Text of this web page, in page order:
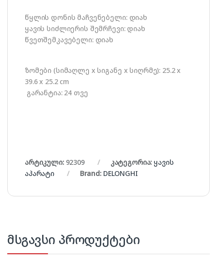
წყლის დონის მაჩვენებელი: დიახ
ყავის სიძლიერის შემრჩევი: დიახ
წვეთშემკავებელი: დიახ
ზომები (სიმაღლე x სიგანე x სიღრმე): 25.2 x
39.6 x 25.2 cm
გარანტია: 24 თვე
არტიკული: 92309 კატეგორია: ყავის
აპარატი
Brand: DELONGHI
მსგავსი პროდუქტები